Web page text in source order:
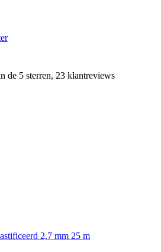
de 5 sterren, 23 klantreviews
2,7 mm 25 m